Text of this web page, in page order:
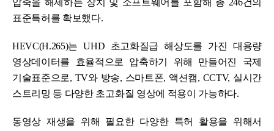
표준특허를 확보했다.
HEVC(H.265)는 UHD 초고화질급 해상도를 가진 대용량
영상데이터를 효율적으로 압축하기 위해 만들어진 국제
기술표준으로, TV와 방송, 스마트폰, 액션캠, CCTV, 실시간
스트리밍 등 다양한 초고화질 영상에 적용이 가능하다.
동영상 재생을 위해 필요한 다양한 특허 활용을 위해서